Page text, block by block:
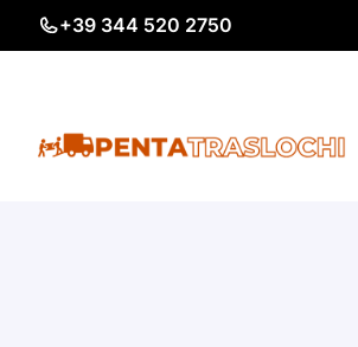
al
+39 344 520 2750